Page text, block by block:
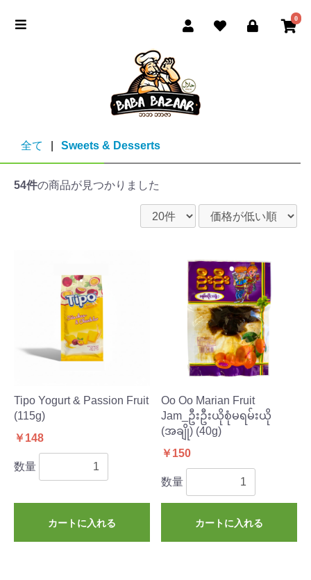
0
全て Sweets & Desserts
54件の商品が見つかりました
Tipo Yogurt & Passion Fruit
(115g)
￥148
数量
カートに入れる
Oo Oo Marian Fruit
Jam_ဦးဦးယိုစုံမရမ်းယို
(အချို) (40g)
￥150
数量
カートに入れる